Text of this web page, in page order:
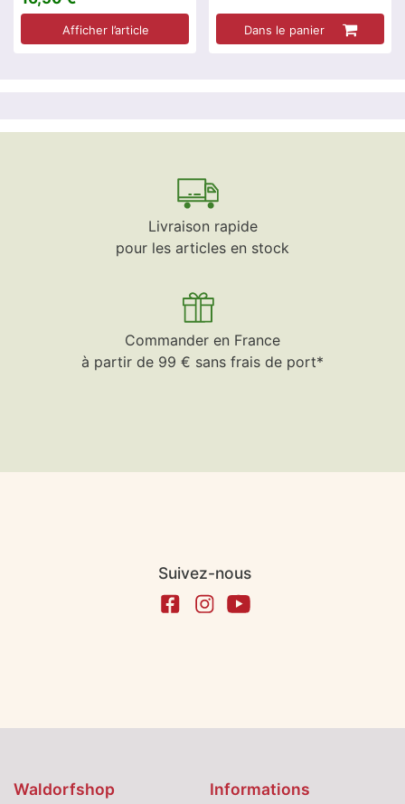
Afficher l’article Dans le panier
Livraison rapide
pour les articles en stock
Commander en France
à partir de 99 € sans frais de port*
Suivez-nous
Waldorfshop Informations